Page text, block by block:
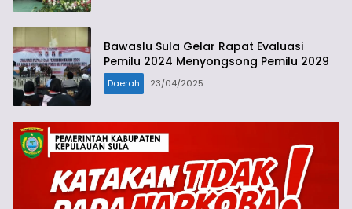
Bawaslu Sula Gelar Rapat Evaluasi
Pemilu 2024 Menyongsong Pemilu 2029
Daerah 23/04/2025